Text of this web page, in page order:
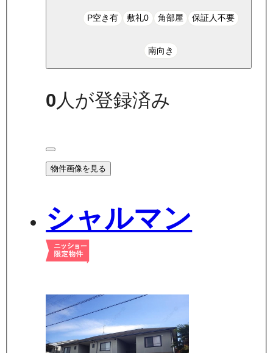
P空き有 敷礼0 角部屋 保証人不要
南向き
0 人が登録済み
物件画像を見る
シャルマン